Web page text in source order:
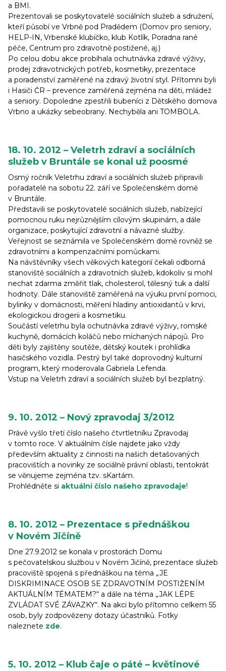
a BMI.
Prezentovali se poskytovatelé sociálních služeb a sdružení,
kteří působí ve Vrbně pod Pradědem (Domov pro seniory,
HELP-IN, Vrbenské klubíčko, klub Kotlík, Poradna rané
péče, Centrum pro zdravotně postižené, aj.)
Po celou dobu akce probíhala ochutnávka zdravé výživy,
prodej zdravotnických potřeb, kosmetiky, prezentace
a poradenství zaměřené na zdravý životní styl. Přítomni byli
i Hasiči ČR – prevence zaměřená zejména na děti, mládež
a seniory. Dopoledne zpestřili bubeníci z Dětského domova
Vrbno a ukázky sebeobrany. Nechyběla ani TOMBOLA.
18. 10. 2012 – Veletrh zdraví a sociálních
služeb v Bruntále se konal už poosmé
Osmý ročník Veletrhu zdraví a sociálních služeb připravili
pořadatelé na sobotu 22. září ve Společenském domě
v Bruntále.
Představili se poskytovatelé sociálních služeb, nabízející
pomocnou ruku nejrůznějším cílovým skupinám, a dále
organizace, poskytující zdravotní a návazné služby.
Veřejnost se seznámila ve Společenském domě rovněž se
zdravotními a kompenzačními pomůckami.
Na návštěvníky všech věkových kategorií čekali odborná
stanoviště sociálních a zdravotních služeb, kdokoliv si mohl
nechat zdarma změřit tlak, cholesterol, tělesný tuk a další
hodnoty. Dále stanoviště zaměřená na výuku první pomoci,
bylinky v domácnosti, měření hladiny antioxidantů v krvi,
ekologickou drogerii a kosmetiku.
Součástí veletrhu byla ochutnávka zdravé výživy, romské
kuchyně, domácích koláčů nebo míchaných nápojů. Pro
děti byly zajištěny soutěže, dětský koutek i prohlídka
hasičského vozidla. Pestrý byl také doprovodný kulturní
program, který moderovala Gabriela Lefenda.
Vstup na Veletrh zdraví a sociálních služeb byl bezplatný.
9. 10. 2012 – Nový zpravodaj 3/2012
Právě vyšlo třetí číslo našeho čtvrtletníku Zpravodaj
v tomto roce. V aktuálním čísle najdete jako vždy
především aktuality z činnosti na našich detašovaných
pracovištích a novinky ze sociálně právní oblasti, tentokrát
se věnujeme zejména tzv. sKartám.
Prohlédněte si aktuální číslo našeho zpravodaje!
8. 10. 2012 – Prezentace s přednáškou
v Novém Jičíně
Dne 27.9.2012 se konala v prostorách Domu
s pečovatelskou službou v Novém Jičíně, prezentace služeb
pracoviště spojená s přednáškou na téma „JE
DISKRIMINACE OSOB SE ZDRAVOTNÍM POSTIŽENÍM
AKTUÁLNÍM TÉMATEM?“ a dále na téma „JAK LÉPE
ZVLÁDAT SVÉ ZÁVAZKY“. Na akci bylo přítomno celkem 55
osob, byly zodpovězeny dotazy účastníků. Fotky
naleznete zde.
5. 10. 2012 – Klub čaje o páté – květinové